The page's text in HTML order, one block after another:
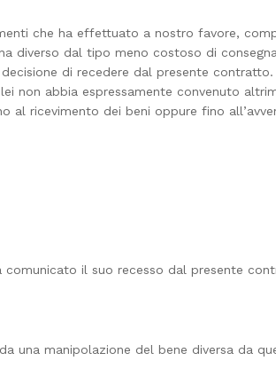
che ha effettuato a nostro favore,
diverso dal tipo meno costoso di
di recedere dal presente
non abbia espressamente convenuto
al ricevimento dei beni oppure fino
il suo recesso dal presente
una manipolazione del bene diversa da